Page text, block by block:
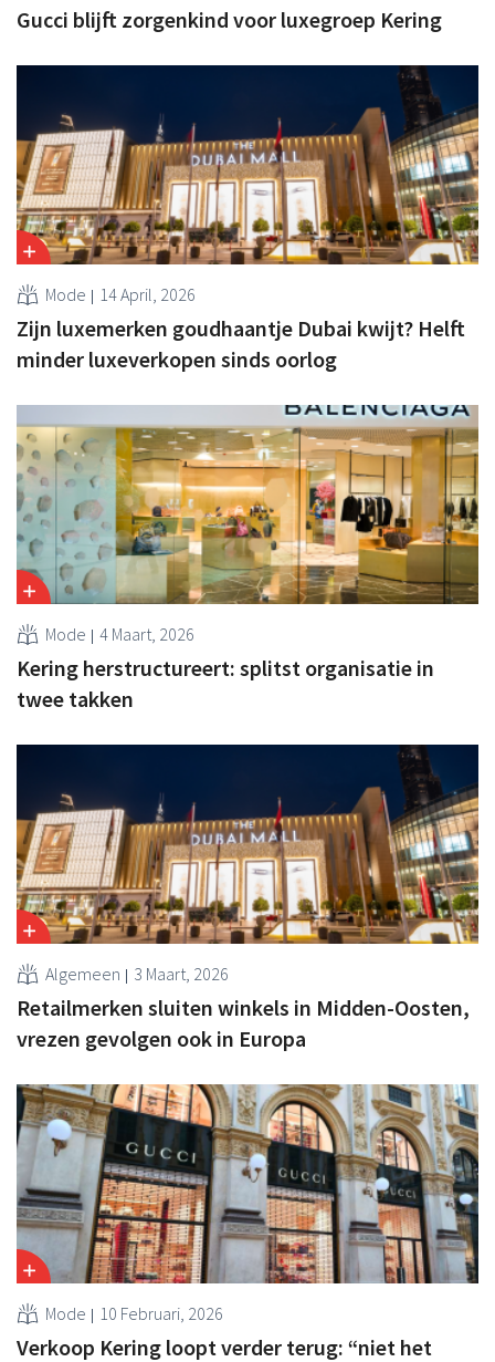
Gucci blijft zorgenkind voor luxegroep Kering
Mode 14 April, 2026
Zijn luxemerken goudhaantje Dubai kwijt? Helft
minder luxeverkopen sinds oorlog
Mode 4 Maart, 2026
Kering herstructureert: splitst organisatie in
twee takken
Algemeen 3 Maart, 2026
Retailmerken sluiten winkels in Midden-Oosten,
vrezen gevolgen ook in Europa
Mode 10 Februari, 2026
Verkoop Kering loopt verder terug: “niet het